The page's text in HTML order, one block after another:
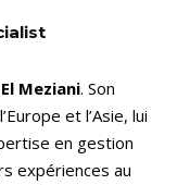
Meziani. Son
et l’Asie, lui
en gestion
expériences au